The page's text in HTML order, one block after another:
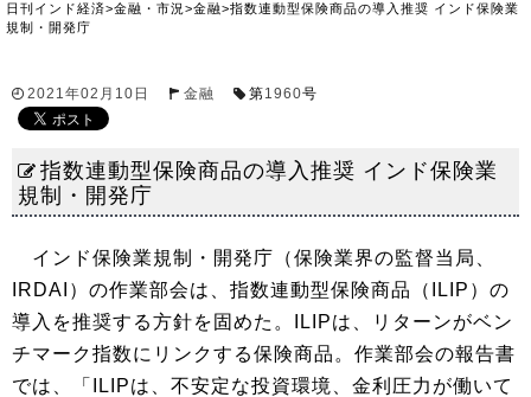
日刊インド経済>金融・市況 >金融>指数連動型保険商品の導入推奨 インド保険業
規制・開発庁
2021年02月10日 金融 第1960号
指数連動型保険商品の導入推奨 インド保険業
規制・開発庁
インド保険業規制・開発庁（保険業界の監督当局、
IRDAI）の作業部会は、指数連動型保険商品（ILIP）の
導入を推奨する方針を固めた。ILIPは、リターンがベン
チマーク指数にリンクする保険商品。作業部会の報告書
では、「ILIPは、不安定な投資環境、金利圧力が働いて